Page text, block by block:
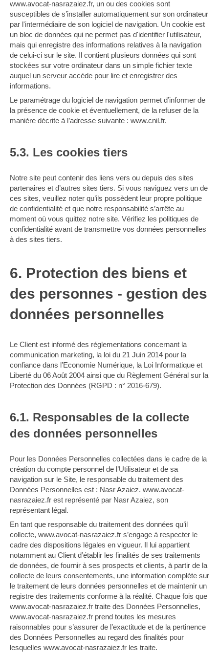
www.avocat-nasrazaiez.fr, un ou des cookies sont
susceptibles de s’installer automatiquement sur son ordinateur
par l'intermédiaire de son logiciel de navigation. Un cookie est
un bloc de données qui ne permet pas d'identifier l'utilisateur,
mais qui enregistre des informations relatives à la navigation
de celui-ci sur le site. Il contient plusieurs données qui sont
stockées sur votre ordinateur dans un simple fichier texte
auquel un serveur accède pour lire et enregistrer des
informations.
Le paramétrage du logiciel de navigation permet d’informer de
la présence de cookie et éventuellement, de la refuser de la
manière décrite à l’adresse suivante : www.cnil.fr.
5.3. Les cookies tiers
Notre site peut contenir des liens vers ou depuis des sites
partenaires et d’autres sites tiers. Si vous naviguez vers un de
ces sites, veuillez noter qu’ils possèdent leur propre politique
de confidentialité et que notre responsabilité s’arrête au
moment où vous quittez notre site. Vérifiez les politiques de
confidentialité avant de transmettre vos données personnelles
à des sites tiers.
6. Protection des biens et
des personnes - gestion des
données personnelles
Le Client est informé des réglementations concernant la
communication marketing, la loi du 21 Juin 2014 pour la
confiance dans l’Economie Numérique, la Loi Informatique et
Liberté du 06 Août 2004 ainsi que du Règlement Général sur la
Protection des Données (RGPD : n° 2016-679).
6.1. Responsables de la collecte
des données personnelles
Pour les Données Personnelles collectées dans le cadre de la
création du compte personnel de l’Utilisateur et de sa
navigation sur le Site, le responsable du traitement des
Données Personnelles est : Nasr Azaiez. www.avocat-
nasrazaiez.fr est représenté par Nasr Azaiez, son
représentant légal.
En tant que responsable du traitement des données qu’il
collecte, www.avocat-nasrazaiez.fr s’engage à respecter le
cadre des dispositions légales en vigueur. Il lui appartient
notamment au Client d’établir les finalités de ses traitements
de données, de fournir à ses prospects et clients, à partir de la
collecte de leurs consentements, une information complète sur
le traitement de leurs données personnelles et de maintenir un
registre des traitements conforme à la réalité. Chaque fois que
www.avocat-nasrazaiez.fr traite des Données Personnelles,
www.avocat-nasrazaiez.fr prend toutes les mesures
raisonnables pour s’assurer de l’exactitude et de la pertinence
des Données Personnelles au regard des finalités pour
lesquelles www.avocat-nasrazaiez.fr les traite.